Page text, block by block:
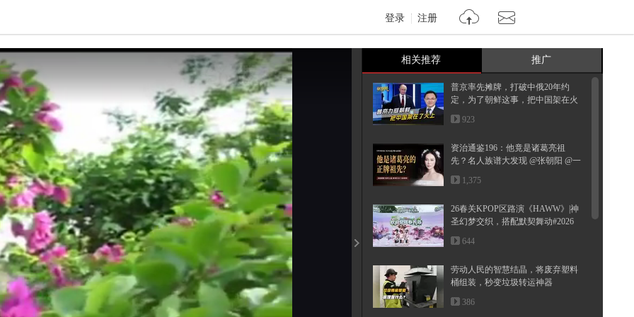
登录 注册
标准
饱和度 100
相关推荐 推广
普京率先摊牌，打破中俄20年约
定，为了朝鲜这事，把中国架在火
上
923
资治通鉴196：他竟是诸葛亮祖
先？名人族谱大发现 @张朝阳 @一
只飞...
1,375
26春关KPOP区路演《HAWW》|神
圣幻梦交织，搭配默契舞动#2026
春季搜...
644
劳动人民的智慧结晶，将废弃塑料
桶组装，秒变垃圾转运神器
386